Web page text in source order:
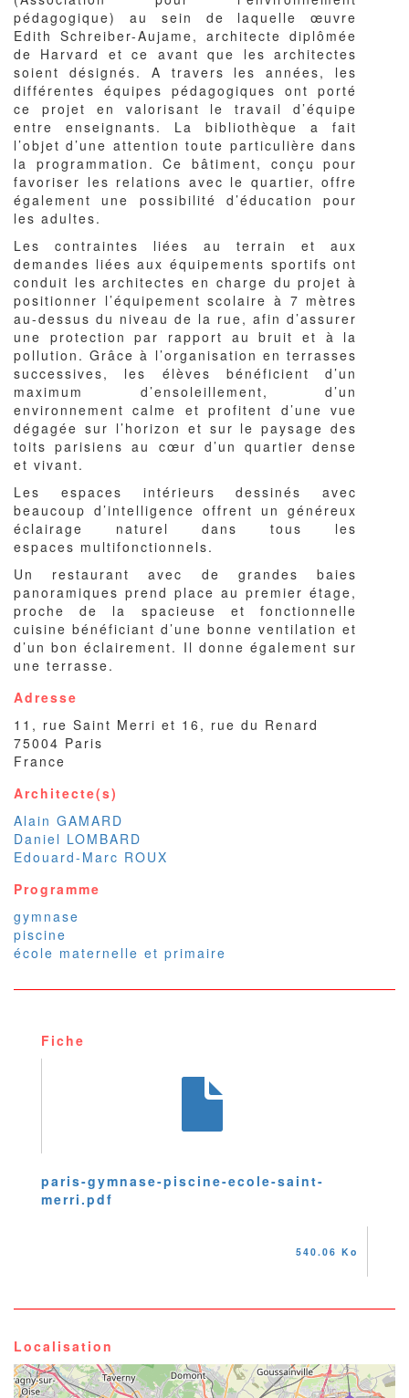
pédagogique) au sein de laquelle œuvre
Edith Schreiber-Aujame, architecte diplômée
de Harvard et ce avant que les architectes
soient désignés. A travers les années, les
différentes équipes pédagogiques ont porté
ce projet en valorisant le travail d’équipe
entre enseignants. La bibliothèque a fait
l’objet d’une attention toute particulière dans
la programmation. Ce bâtiment, conçu pour
favoriser les relations avec le quartier, offre
également une possibilité d’éducation pour
les adultes.
Les contraintes liées au terrain et aux
demandes liées aux équipements sportifs ont
conduit les architectes en charge du projet à
positionner l’équipement scolaire à 7 mètres
au-dessus du niveau de la rue, afin d’assurer
une protection par rapport au bruit et à la
pollution. Grâce à l’organisation en terrasses
successives, les élèves bénéficient d’un
maximum d’ensoleillement, d’un
environnement calme et profitent d’une vue
dégagée sur l’horizon et sur le paysage des
toits parisiens au cœur d’un quartier dense
et vivant.
Les espaces intérieurs dessinés avec
beaucoup d’intelligence offrent un généreux
éclairage naturel dans tous les
espaces multifonctionnels.
Un restaurant avec de grandes baies
panoramiques prend place au premier étage,
proche de la spacieuse et fonctionnelle
cuisine bénéficiant d’une bonne ventilation et
d’un bon éclairement. Il donne également sur
une terrasse.
Adresse
11, rue Saint Merri et 16, rue du Renard
75004 Paris
France
Architecte(s)
Alain GAMARD
Daniel LOMBARD
Edouard-­Marc ROUX
Programme
gymnase
piscine
école maternelle et primaire
Fiche
paris-gymnase-piscine-ecole-saint-
merri.pdf
540.06 Ko
Localisation